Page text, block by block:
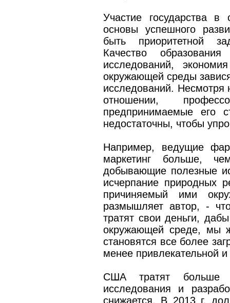
Участие государства в
основы успешного
быть приоритетной
Качество
исследований,
окружающей среды
исследований.
отношении,
предпринимаемые его
недостаточны, чтобы
Например, ведущие
маркетинг больше,
добывающие полезные
исчерпание природных
причиняемый ими
размышляет автор, -
тратят свои деньги,
окружающей среде, мы
становятся все более
менее привлекательной
США тратят больше
исследования и
снижается. В 2013 г.